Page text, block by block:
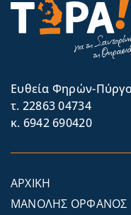
Eυθεία Φηρών-
τ. 22863 04734
κ. 6942 690420
ΑΡΧΙΚΗ
ΜΑΝΟΛΗΣ ΟΡΦΑΝΟΣ